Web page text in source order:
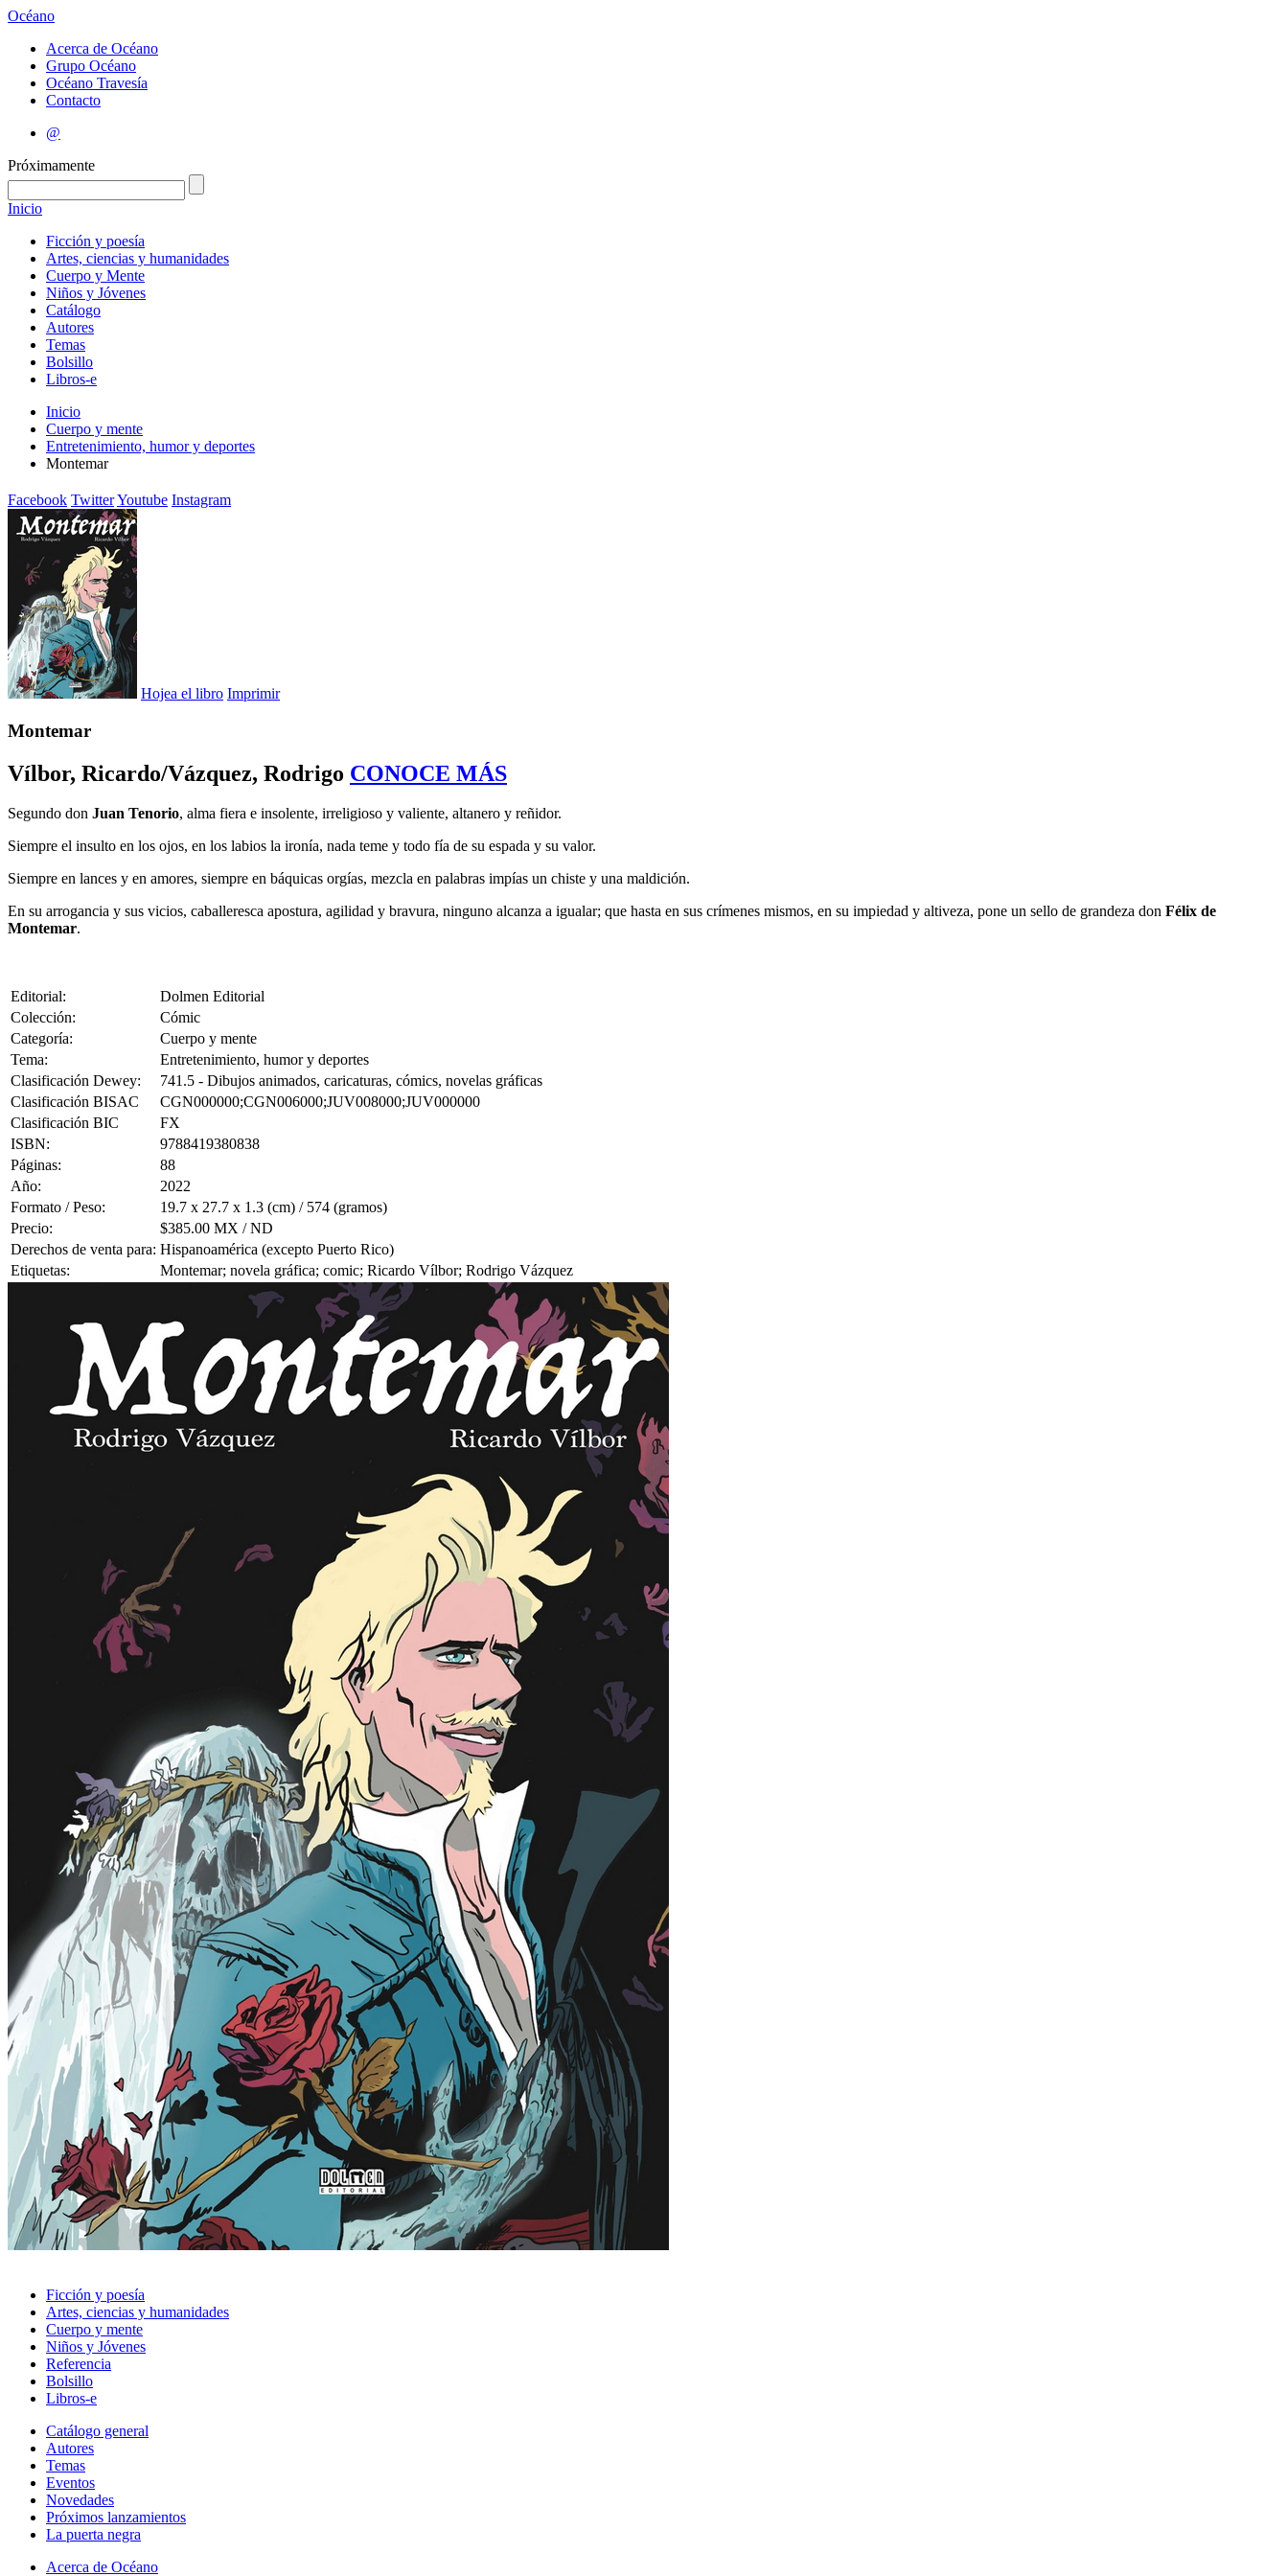
Océano
Acerca de Océano
Grupo Océano
Océano Travesía
Contacto
@
Próximamente
Inicio
Ficción y poesía
Artes, ciencias y humanidades
Cuerpo y Mente
Niños y Jóvenes
Catálogo
Autores
Temas
Bolsillo
Libros-e
Inicio
Cuerpo y mente
Entretenimiento, humor y deportes
Montemar
Facebook TwitterYoutube Instagram
Hojea el libro Imprimir
Montemar
Vílbor, Ricardo/Vázquez, Rodrigo CONOCE MÁS
Segundo don Juan Tenorio, alma fiera e insolente, irreligioso y valiente, altanero y reñidor.
Siempre el insulto en los ojos, en los labios la ironía, nada teme y todo fía de su espada y su valor.
Siempre en lances y en amores, siempre en báquicas orgías, mezcla en palabras impías un chiste y una maldición.
En su arrogancia y sus vicios, caballeresca apostura, agilidad y bravura, ninguno alcanza a igualar; que hasta en sus crímenes mismos, en su impiedad y altiveza, pone un sello de grandeza don Félix de
Montemar.
Editorial:
Dolmen Editorial
Colección:
Cómic
Categoría:
Cuerpo y mente
Tema:
Entretenimiento, humor y deportes
Clasificación Dewey:
741.5 - Dibujos animados, caricaturas, cómics, novelas gráficas
Clasificación BISAC
CGN000000;CGN006000;JUV008000;JUV000000
Clasificación BIC
FX
ISBN:
9788419380838
Páginas:
88
Año:
2022
Formato / Peso:
19.7 x 27.7 x 1.3 (cm) / 574 (gramos)
Precio:
$385.00 MX / ND
Derechos de venta para: Hispanoamérica (excepto Puerto Rico)
Etiquetas:
Montemar; novela gráfica; comic; Ricardo Vílbor; Rodrigo Vázquez
Ficción y poesía
Artes, ciencias y humanidades
Cuerpo y mente
Niños y Jóvenes
Referencia
Bolsillo
Libros-e
Catálogo general
Autores
Temas
Eventos
Novedades
Próximos lanzamientos
La puerta negra
Acerca de Océano